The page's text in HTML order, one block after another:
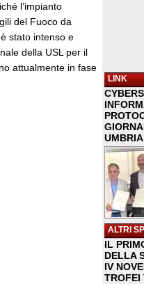
l’impianto
del Fuoco da
stato intenso e
della USL per il
attualmente in fase
LINK
ALTRI
IL
DELLA
IV
TROFEI